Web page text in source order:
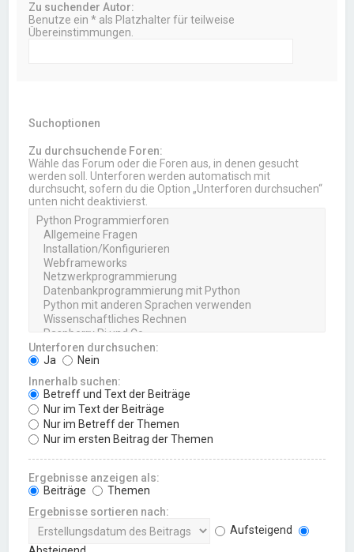
Zu suchender Autor:
Benutze ein * als Platzhalter für teilweise
Übereinstimmungen.
Suchoptionen
Zu durchsuchende Foren:
Wähle das Forum oder die Foren aus, in denen gesucht
werden soll. Unterforen werden automatisch mit
durchsucht, sofern du die Option „Unterforen durchsuchen“
unten nicht deaktivierst.
Unterforen durchsuchen:
Ja
Nein
Innerhalb suchen:
Betreff und Text der Beiträge
Nur im Text der Beiträge
Nur im Betreff der Themen
Nur im ersten Beitrag der Themen
Ergebnisse anzeigen als:
Beiträge
Themen
Ergebnisse sortieren nach:
Aufsteigend